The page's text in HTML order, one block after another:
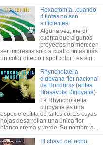
Hexacromía...cuando
4 tintas no son
suficientes.
Alguna vez, me di
cuenta que algunos
proyectos no merecen
ser impresos solo a cuatro tintas más
un color directo ( spot color ) es alg...
Rhyncholaelia
digbyana flor nacional
de Honduras (antes
Brasavola Digbyana)
La Rhyncholaelia
digbyana es una
especie epífita de tallos cortos cuyas
hojas desarrollan una única flor
blanco crema y verde. Su nombre a...
El chavo del ocho.